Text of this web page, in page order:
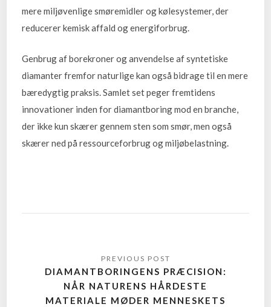
mere miljøvenlige smøremidler og kølesystemer, der
reducerer kemisk affald og energiforbrug.
Genbrug af borekroner og anvendelse af syntetiske
diamanter fremfor naturlige kan også bidrage til en mere
bæredygtig praksis. Samlet set peger fremtidens
innovationer inden for diamantboring mod en branche,
der ikke kun skærer gennem sten som smør, men også
skærer ned på ressourceforbrug og miljøbelastning.
DIAMANTBORINGENS PRÆCISION:
NÅR NATURENS HÅRDESTE
MATERIALE MØDER MENNESKETS